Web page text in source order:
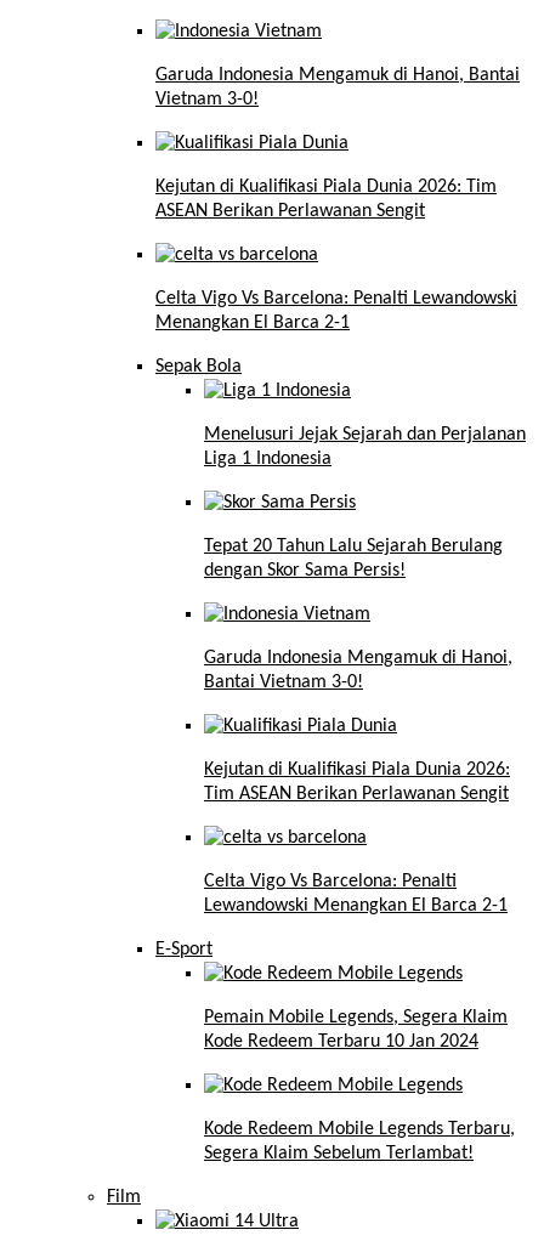
Garuda Indonesia Mengamuk di Hanoi, Bantai
Vietnam 3-0!
Kejutan di Kualifikasi Piala Dunia 2026: Tim
ASEAN Berikan Perlawanan Sengit
Celta Vigo Vs Barcelona: Penalti Lewandowski
Menangkan El Barca 2-1
Sepak Bola
Menelusuri Jejak Sejarah dan Perjalanan
Liga 1 Indonesia
Tepat 20 Tahun Lalu Sejarah Berulang
dengan Skor Sama Persis!
Garuda Indonesia Mengamuk di Hanoi,
Bantai Vietnam 3-0!
Kejutan di Kualifikasi Piala Dunia 2026:
Tim ASEAN Berikan Perlawanan Sengit
Celta Vigo Vs Barcelona: Penalti
Lewandowski Menangkan El Barca 2-1
E-Sport
Pemain Mobile Legends, Segera Klaim
Kode Redeem Terbaru 10 Jan 2024
Kode Redeem Mobile Legends Terbaru,
Segera Klaim Sebelum Terlambat!
Film